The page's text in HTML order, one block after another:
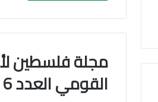
مجلة فلسطين
القومي العدد 6 – ( 0.5 ) –